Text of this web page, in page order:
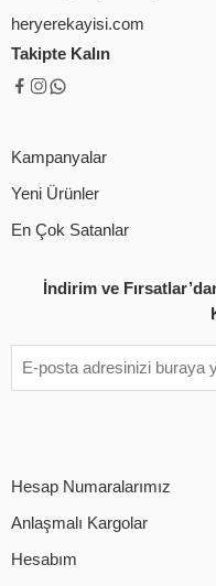
heryerekayisi.com
Takipte Kalın
Kampanyalar
Yeni Ürünler
En Çok Satanlar
İndirim ve
Hesap Numaralarımız
Anlaşmalı Kargolar
Hesabım